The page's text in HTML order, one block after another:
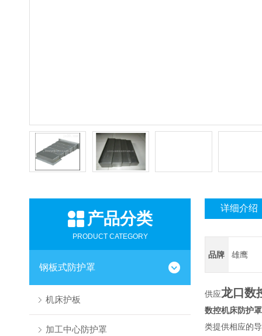
产品分类
PRODUCT CATEGORY
钢板式防护罩
机床护板
加工中心防护罩
详细介绍
品牌 雄鹰
供应龙口数
数控机床防护罩
类提供相应的